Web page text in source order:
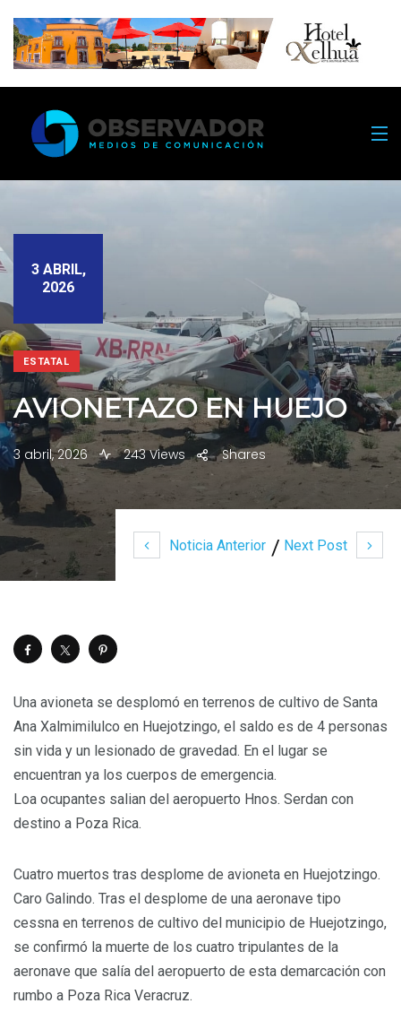
Noticia Anterior Next Post
3 ABRIL,
2026
ESTATAL
AVIONETAZO EN HUEJO
3 abril, 2026 243 Views Shares
Una avioneta se desplomó en terrenos de cultivo de Santa
Ana Xalmimilulco en Huejotzingo, el saldo es de 4 personas
sin vida y un lesionado de gravedad. En el lugar se
encuentran ya los cuerpos de emergencia.
Loa ocupantes salian del aeropuerto Hnos. Serdan con
destino a Poza Rica.
Cuatro muertos tras desplome de avioneta en Huejotzingo.
Caro Galindo. Tras el desplome de una aeronave tipo
cessna en terrenos de cultivo del municipio de Huejotzingo,
se confirmó la muerte de los cuatro tripulantes de la
aeronave que salía del aeropuerto de esta demarcación con
rumbo a Poza Rica Veracruz.